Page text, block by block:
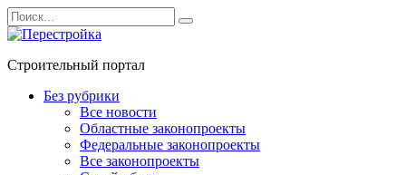
Перейти
к
содержанию
Search
for:
Строительный портал
Без рубрики
Все новости
Областные законопроекты
Федеральные законопроекты
Все законопроекты